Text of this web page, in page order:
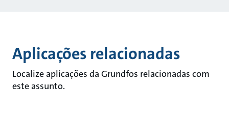
Aplicações relacionadas
Localize aplicações da Grundfos relacionadas com
este assunto.